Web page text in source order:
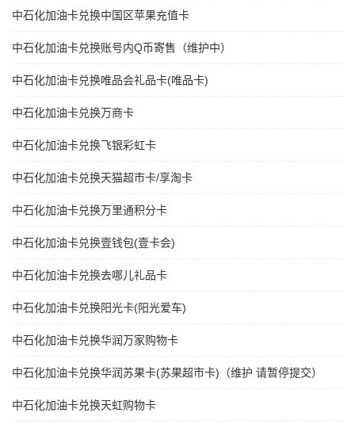
中石化加油卡兑换中国区苹果充值卡
中石化加油卡兑换账号内Q币寄售（维护中）
中石化加油卡兑换唯品会礼品卡(唯品卡)
中石化加油卡兑换万商卡
中石化加油卡兑换飞银彩虹卡
中石化加油卡兑换天猫超市卡/享淘卡
中石化加油卡兑换万里通积分卡
中石化加油卡兑换壹钱包(壹卡会)
中石化加油卡兑换去哪儿礼品卡
中石化加油卡兑换阳光卡(阳光爱车)
中石化加油卡兑换华润万家购物卡
中石化加油卡兑换华润苏果卡(苏果超市卡)（维护 请暂停提交）
中石化加油卡兑换天虹购物卡